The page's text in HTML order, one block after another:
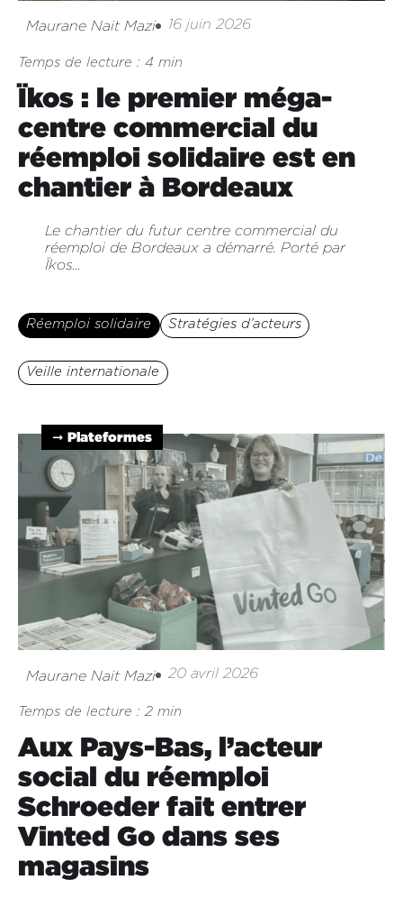
Maurane Nait Mazi 16 juin 2026
Temps de lecture : 4 min
Ïkos : le premier méga-
centre commercial du
réemploi solidaire est en
chantier à Bordeaux
Le chantier du futur centre commercial du
réemploi de Bordeaux a démarré. Porté par
Ïkos...
Réemploi solidaire Stratégies d’acteurs
Veille internationale
➞ Plateformes
Maurane Nait Mazi 20 avril 2026
Temps de lecture : 2 min
Aux Pays-Bas, l’acteur
social du réemploi
Schroeder fait entrer
Vinted Go dans ses
magasins